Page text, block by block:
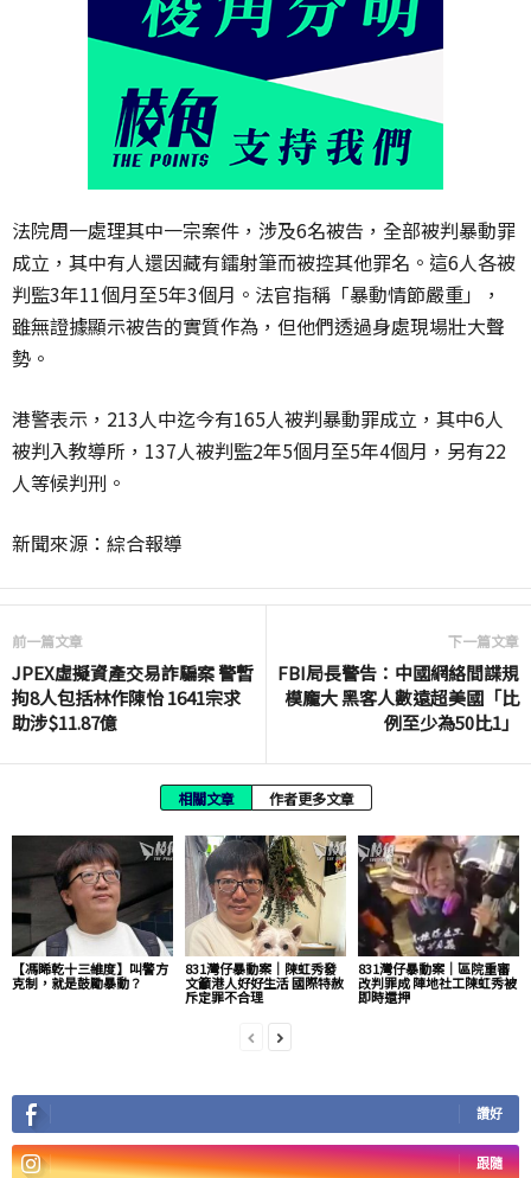
法院周一處理其中一宗案件，涉及6名被告，全部被判暴動罪
成立，其中有人還因藏有鐳射筆而被控其他罪名。這6人各被
判監3年11個月至5年3個月。法官指稱「暴動情節嚴重」，
雖無證據顯示被告的實質作為，但他們透過身處現場壯大聲
勢。
港警表示，213人中迄今有165人被判暴動罪成立，其中6人
被判入教導所，137人被判監2年5個月至5年4個月，另有22
人等候判刑。
新聞來源：綜合報導
前一篇文章
JPEX虛擬資產交易詐騙案 警暫
拘8人包括林作陳怡 1641宗求
助涉$11.87億
下一篇文章
FBI局長警告：中國網絡間諜規
模龐大 黑客人數遠超美國「比
例至少為50比1」
相關文章 作者更多文章
【馮睎乾十三維度】叫警方
克制，就是鼓勵暴動？
831灣仔暴動案｜陳虹秀發
文籲港人好好生活 國際特赦
斥定罪不合理
831灣仔暴動案｜區院重審
改判罪成 陣地社工陳虹秀被
即時還押
讚好
跟隨